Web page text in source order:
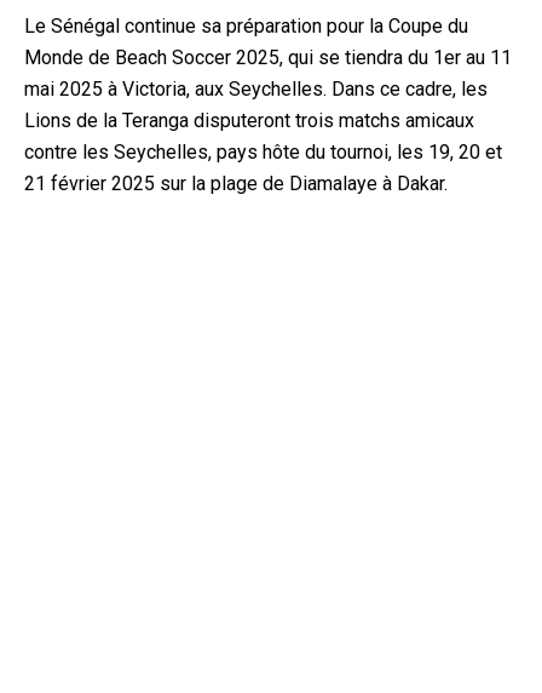
Le Sénégal continue sa préparation pour la Coupe du
Monde de Beach Soccer 2025, qui se tiendra du 1er au 11
mai 2025 à Victoria, aux Seychelles. Dans ce cadre, les
Lions de la Teranga disputeront trois matchs amicaux
contre les Seychelles, pays hôte du tournoi, les 19, 20 et
21 février 2025 sur la plage de Diamalaye à Dakar.